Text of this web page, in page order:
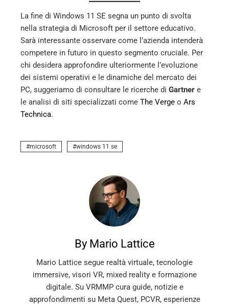
La fine di Windows 11 SE segna un punto di svolta
nella strategia di Microsoft per il settore educativo.
Sarà interessante osservare come l’azienda intenderà
competere in futuro in questo segmento cruciale. Per
chi desidera approfondire ulteriormente l’evoluzione
dei sistemi operativi e le dinamiche del mercato dei
PC, suggeriamo di consultare le ricerche di Gartner e
le analisi di siti specializzati come The Verge o Ars
Technica.
microsoft windows 11 se
By Mario Lattice
Mario Lattice segue realtà virtuale, tecnologie
immersive, visori VR, mixed reality e formazione
digitale. Su VRMMP cura guide, notizie e
approfondimenti su Meta Quest, PCVR, esperienze